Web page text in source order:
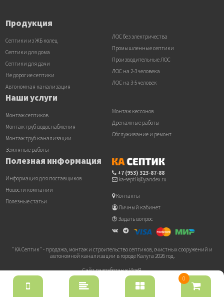
Продукция
Септики из ЖБ колец
Септики для дома
Септики для дачи
Не дорогие септики
Автономная канализация
ЛОС без электричества
Промышленные септики
Производительные ЛОС
ЛОС на 2-3 человека
ЛОС на 3-5 человек
Наши услуги
Монтаж септиков
Монтаж труб водоснабжения
Монтаж труб канализации
Земляные работы
Монтаж кессонов
Дренажные работы
Обслуживание и ремонт
Полезная информация
Информация для поставщиков
Новости компании
Полезные статьи
+7 (953) 323-87-88
ka-septik@yandex.ru
Контакты
Личный кабинет
Задать вопрос
"КА Септик" - продажа, монтаж и строительство септиков, очистных сооружений и
автономной канализации в городе Калуга 2026 год.
Сайт разработан в ИдеЯ
0